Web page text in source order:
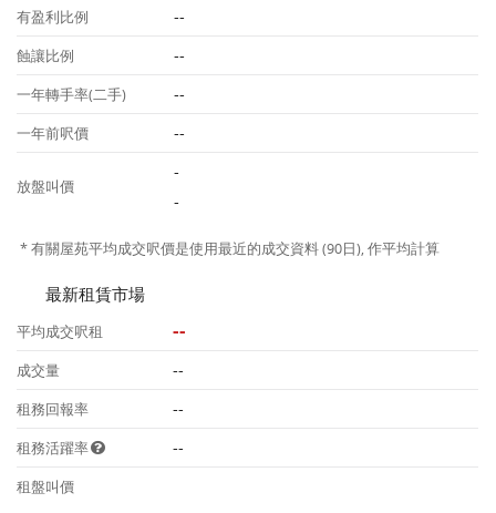
有盈利比例 --
蝕讓比例 --
一年轉手率(二手) --
一年前呎價 --
放盤叫價
-
-
* 有關屋苑平均成交呎價是使用最近的成交資料 (90日), 作平均計算
最新租賃市場
平均成交呎租 --
成交量 --
租務回報率 --
租務活躍率 --
租盤叫價